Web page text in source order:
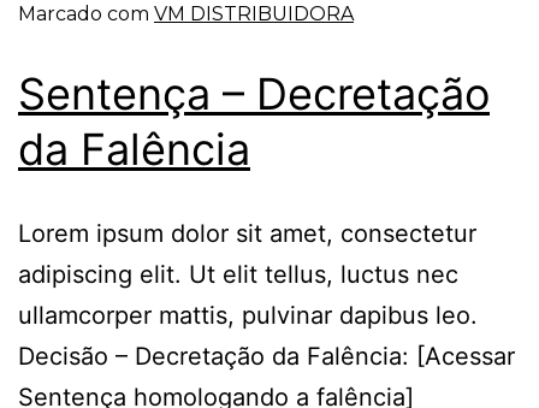
Marcado com VM DISTRIBUIDORA
Sentença – Decretação
da Falência
Lorem ipsum dolor sit amet, consectetur
adipiscing elit. Ut elit tellus, luctus nec
ullamcorper mattis, pulvinar dapibus leo.
Decisão – Decretação da Falência: [Acessar
Sentença homologando a falência]